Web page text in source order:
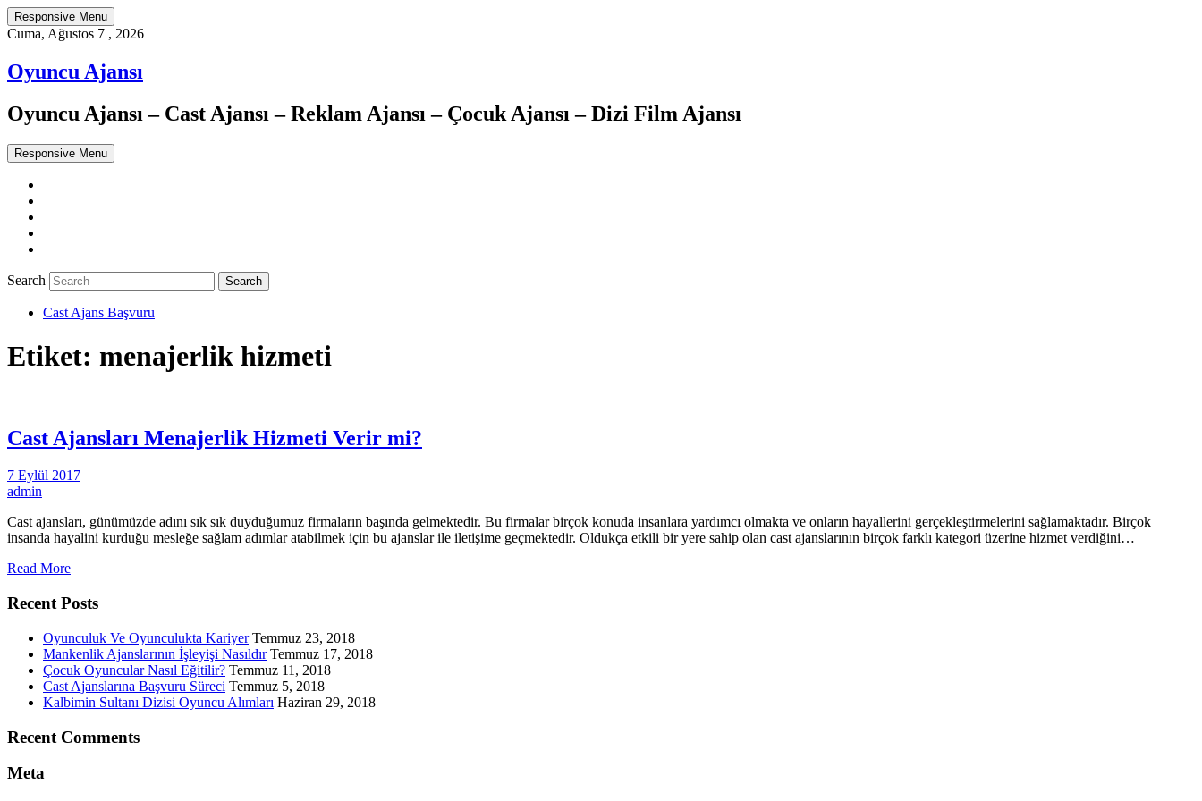
Responsive Menu
Cuma, Ağustos 7 , 2026
Oyuncu Ajansı
Oyuncu Ajansı – Cast Ajansı – Reklam Ajansı – Çocuk Ajansı – Dizi Film Ajansı
Responsive Menu
Search
Cast Ajans Başvuru
Etiket: menajerlik hizmeti
Cast Ajansları Menajerlik Hizmeti Verir mi?
7 Eylül 2017
admin
Cast ajansları, günümüzde adını sık sık duyduğumuz firmaların başında gelmektedir. Bu firmalar birçok konuda insanlara yardımcı olmakta ve onların hayallerini gerçekleştirmelerini sağlamaktadır. Birçok
insanda hayalini kurduğu mesleğe sağlam adımlar atabilmek için bu ajanslar ile iletişime geçmektedir. Oldukça etkili bir yere sahip olan cast ajanslarının birçok farklı kategori üzerine hizmet verdiğini…
Read More
Recent Posts
Oyunculuk Ve Oyunculukta Kariyer Temmuz 23, 2018
Mankenlik Ajanslarının İşleyişi Nasıldır Temmuz 17, 2018
Çocuk Oyuncular Nasıl Eğitilir? Temmuz 11, 2018
Cast Ajanslarına Başvuru Süreci Temmuz 5, 2018
Kalbimin Sultanı Dizisi Oyuncu Alımları Haziran 29, 2018
Recent Comments
Meta